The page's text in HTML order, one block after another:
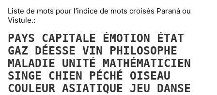
Liste de mots pour l’indice de mots croisés Paraná ou
Vistule.:
PAYS CAPITALE ÉMOTION ÉTAT
GAZ DÉESSE VIN PHILOSOPHE
MALADIE UNITÉ MATHÉMATICIEN
SINGE CHIEN PÉCHÉ OISEAU
COULEUR ASIATIQUE JEU DANSE